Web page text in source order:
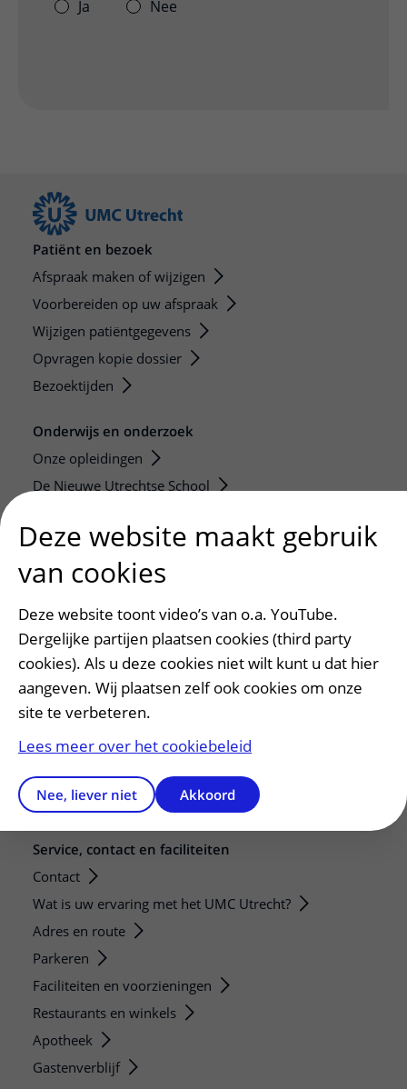
Ja
Nee
Patiënt en bezoek
Afspraak maken of wijzigen
Voorbereiden op uw afspraak
Wijzigen patiëntgegevens
Opvragen kopie dossier
Bezoektijden
Onderwijs en onderzoek
Onze opleidingen
De Nieuwe Utrechtse School
Research
Strategic programs
Researchers
Research technologies
Verwijzers
Mijn patiënt verwijzen
Teleconsult aanvragen
Diagnostiek aanvragen
Zorgverlenersportaal
Service, contact en faciliteiten
Contact
Wat is uw ervaring met het UMC Utrecht?
Adres en route
Parkeren
Faciliteiten en voorzieningen
Restaurants en winkels
Apotheek
Gastenverblijf
Deze website maakt gebruik
van cookies
Deze website toont video’s van o.a. YouTube.
Dergelijke partijen plaatsen cookies (third party
cookies). Als u deze cookies niet wilt kunt u dat hier
aangeven. Wij plaatsen zelf ook cookies om onze
site te verbeteren.
Lees meer over het cookiebeleid
Nee, liever niet Akkoord